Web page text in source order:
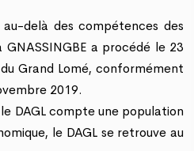
delà des compétences des
a procédé le 23
Grand Lomé, conformément
2019.
DAGL compte une population
le DAGL se retrouve au